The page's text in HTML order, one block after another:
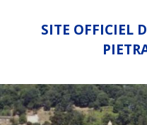
SITE OFFICIEL